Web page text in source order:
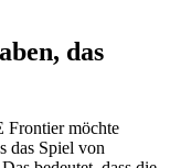
das
Frontier möchte
das Spiel von